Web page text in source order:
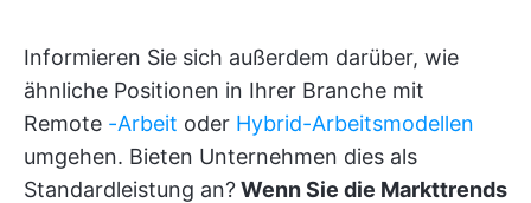
Informieren Sie sich außerdem darüber, wie
ähnliche Positionen in Ihrer Branche mit
Remote -Arbeit oder Hybrid-Arbeitsmodellen
umgehen. Bieten Unternehmen dies als
Standardleistung an?Wenn Sie die Markttrends